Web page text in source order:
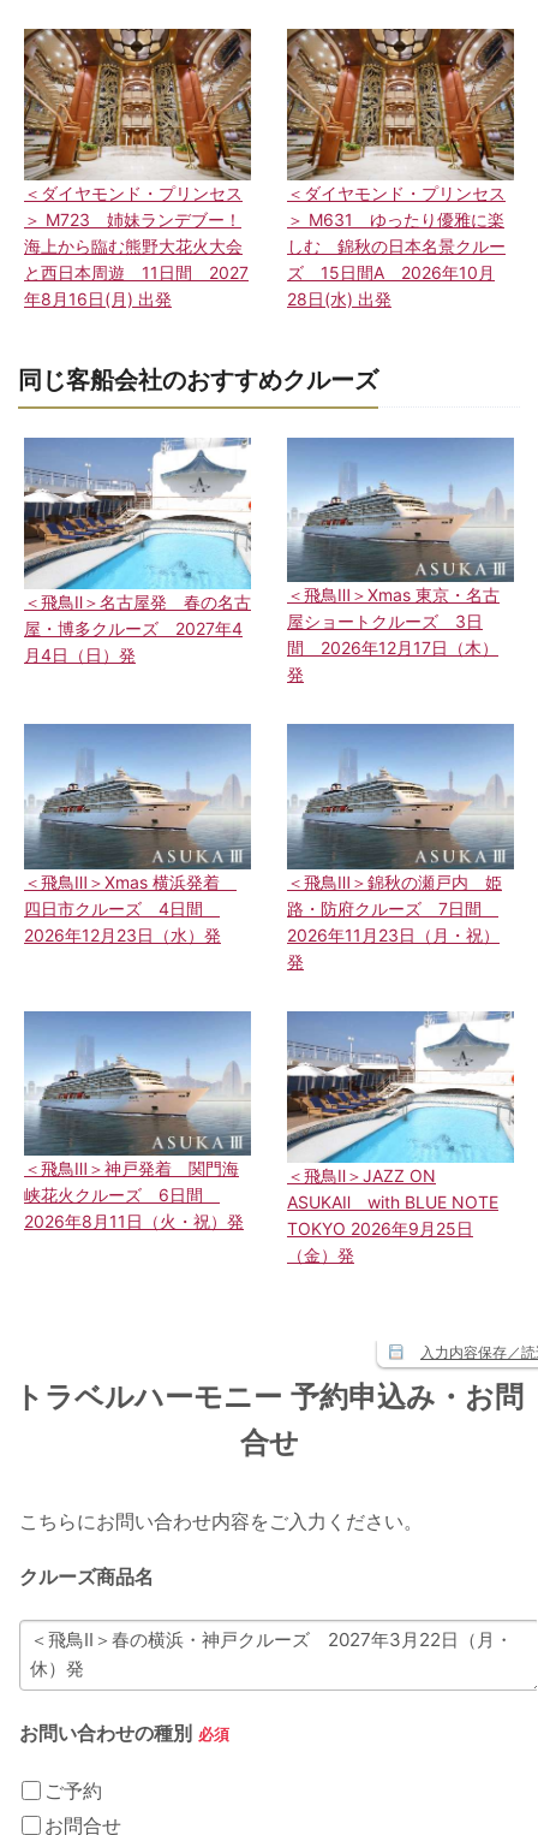
＜ダイヤモンド・プリンセス
＞ M723 姉妹ランデブー！
海上から臨む熊野大花火大会
と西日本周遊 11日間 2027
年8月16日(月) 出発
＜ダイヤモンド・プリンセス
＞ M631 ゆったり優雅に楽
しむ 錦秋の日本名景クルー
ズ 15日間A 2026年10月
28日(水) 出発
同じ客船会社のおすすめクルーズ
＜飛鳥Ⅱ＞名古屋発 春の名古
屋・博多クルーズ 2027年4
月4日（日）発
＜飛鳥Ⅲ＞Xmas 東京・名古
屋ショートクルーズ 3日
間 2026年12月17日（木）
発
＜飛鳥Ⅲ＞Xmas 横浜発着
四日市クルーズ 4日間
2026年12月23日（水）発
＜飛鳥Ⅲ＞錦秋の瀬戸内 姫
路・防府クルーズ 7日間
2026年11月23日（月・祝）
発
＜飛鳥Ⅲ＞神戸発着 関門海
峡花火クルーズ 6日間
2026年8月11日（火・祝）発
＜飛鳥Ⅱ＞JAZZ ON
ASUKAⅡ with BLUE NOTE
TOKYO 2026年9月25日
（金）発